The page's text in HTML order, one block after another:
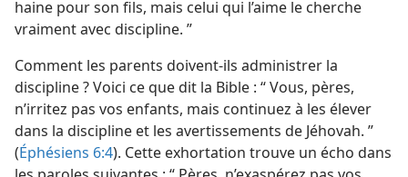
haine pour son fils, mais celui qui l’aime le cherche
vraiment avec discipline. ”
Comment les parents doivent-​ils administrer la
discipline ? Voici ce que dit la Bible : “ Vous, pères,
n’irritez pas vos enfants, mais continuez à les élever
dans la discipline et les avertissements de Jéhovah. ”
(Éphésiens 6:4). Cette exhortation trouve un écho dans